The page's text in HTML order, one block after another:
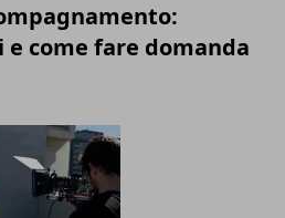
come fare domanda